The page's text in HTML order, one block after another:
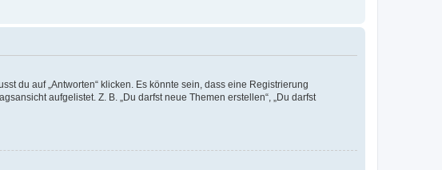
du auf „Antworten“ klicken. Es könnte sein, dass eine Registrierung
aufgelistet. Z. B. „Du darfst neue Themen erstellen“, „Du darfst